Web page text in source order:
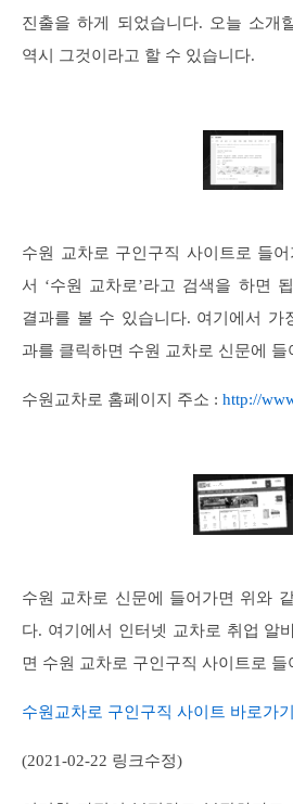
진출을 하게 되었습니다. 오늘 소개
역시 그것이라고 할 수 있습니다.
수원 교차로 구인구직 사이트로 들
서 ‘수원 교차로’라고 검색을 하면
결과를 볼 수 있습니다. 여기에서 가
과를 클릭하면 수원 교차로 신문에 들
수원교차로 홈페이지 주소 : http://
수원 교차로 신문에 들어가면 위와
다. 여기에서 인터넷 교차로 취업 알
면 수원 교차로 구인구직 사이트로 들
수원교차로 구인구직 사이트 바로가기
(2021-02-22 링크수정)